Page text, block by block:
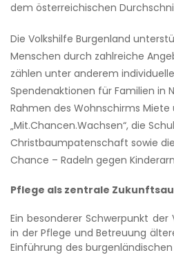
dem österreichischen
Die Volkshilfe Burgenland
Menschen durch zahlreiche
zählen unter anderem
Spendenaktionen für Familien in
Rahmen des Wohnschirms Miete
„Mit.Chancen.Wachsen“, die
Christbaumpatenschaft sowie
Chance – Radeln gegen
Pflege als zentrale
Ein besonderer Schwerpunkt der
in der Pflege und Betreuung
Einführung des